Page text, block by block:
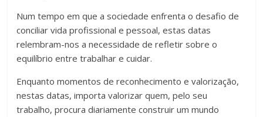
Num tempo em que a sociedade enfrenta o desafio de
conciliar vida profissional e pessoal, estas datas
relembram-nos a necessidade de refletir sobre o
equilíbrio entre trabalhar e cuidar.
Enquanto momentos de reconhecimento e valorização,
nestas datas, importa valorizar quem, pelo seu
trabalho, procura diariamente construir um mundo